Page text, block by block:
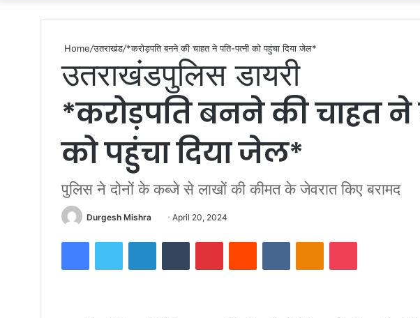
Home/उतराखंड/*करोड़पति बनने की चाहत ने पति-पत्नी को पहुंचा दिया जेल*
उतराखंडपुलिस डायरी
*करोड़पति बनने की चाहत ने
को पहुंचा दिया जेल*
पुलिस ने दोनों के कब्जे से लाखों की कीमत के जेवरात किए बरामद
Durgesh Mishra
SendApril 20, 2024
FacebookTwitter LinkedInTumblr PinterestReddit VKontakteOdnoklassniki
Pocket